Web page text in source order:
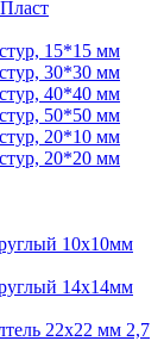
15*15 мм
30*30 мм
40*40 мм
50*50 мм
20*10 мм
20*20 мм
10х10мм
14х14мм
22х22 мм 2,7